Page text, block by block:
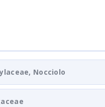
Nocciolo